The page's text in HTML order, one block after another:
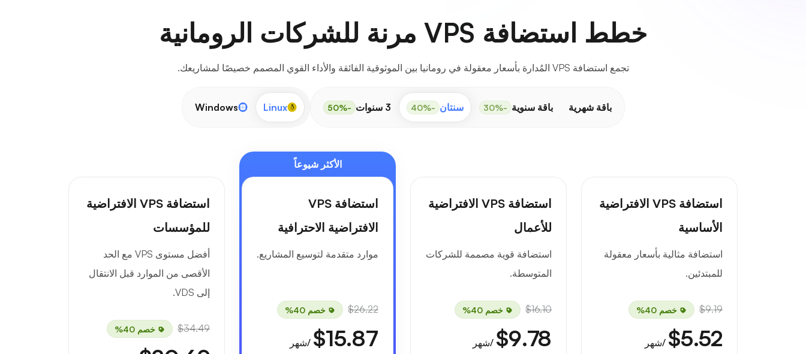
خطط استضافة VPS مرنة للشركات الرومانية
تجمع استضافة VPS المُدارة بأسعار معقولة في رومانيا بين الموثوقية الفائقة والأداء القوي المصمم خصيصًا لمشاريعك.
باقة شهرية باقة سنوية -30% سنتان -40% 3 سنوات -50%
Linux
Windows
استضافة VPS الافتراضية
الأساسية
استضافة مثالية بأسعار معقولة
للمبتدئين.
$9.19 خصم 40%
$5.52 /شهر
استضافة VPS الافتراضية
للأعمال
استضافة قوية مصممة للشركات
المتوسطة.
$16.10 خصم 40%
$9.78 /شهر
الأكثر شيوعاً
استضافة VPS
الافتراضية الاحترافية
موارد متقدمة لتوسيع المشاريع.
$26.22 خصم 40%
$15.87 /شهر
استضافة VPS الافتراضية
للمؤسسات
أفضل مستوى VPS مع الحد
الأقصى من الموارد قبل الانتقال
إلى VDS.
$34.49 خصم 40%